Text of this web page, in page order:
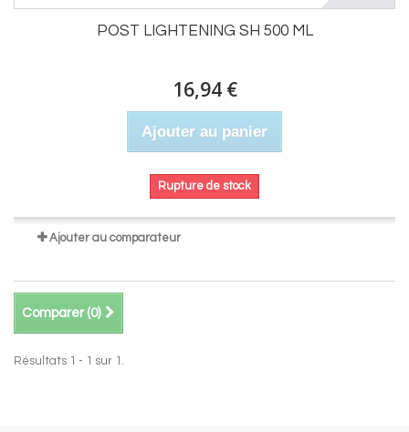
POST LIGHTENING SH 500 ML
16,94 €
Ajouter au panier
Rupture de stock
Ajouter au comparateur
Comparer (0)
Résultats 1 - 1 sur 1.